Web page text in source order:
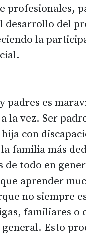
profesionales,
desarrollo del
la
padres es
la vez. Ser
con
familia más
de todo en
aprender
no siempre
familiares o
general. Esto